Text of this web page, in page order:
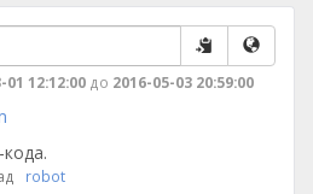
01 12:12:00 до 2016-05-03 20:59:00
robot